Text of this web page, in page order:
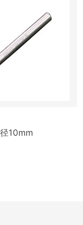
10mm